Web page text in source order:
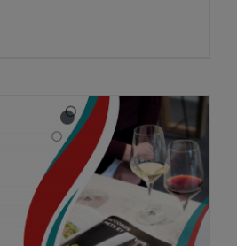
Pays basque
singularité de
de formations
à Goodness
cas marketing digital